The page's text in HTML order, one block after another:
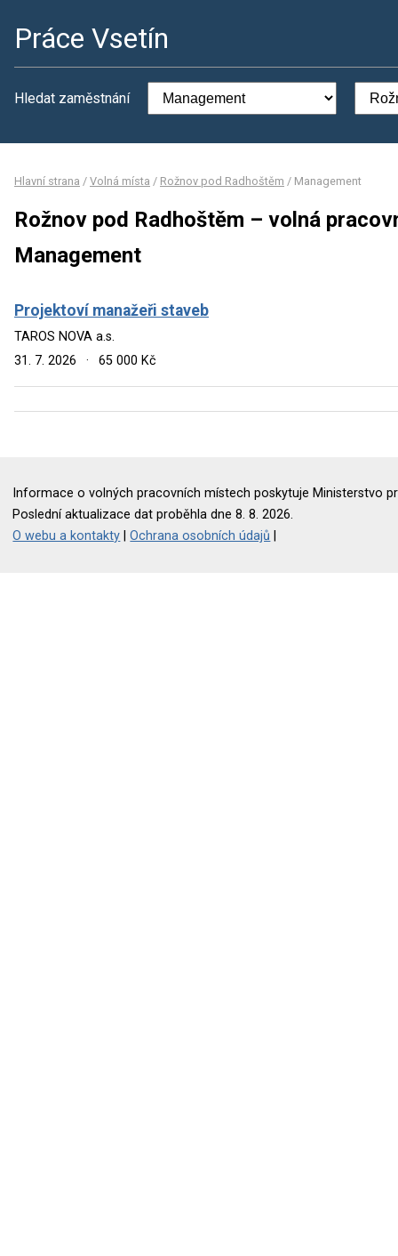
Práce Vsetín
Hledat zaměstnání
Hlavní strana / Volná místa / Rožnov pod Radhoštěm / Management
Rožnov pod Radhoštěm – volná
Management
Projektoví manažeři staveb
TAROS NOVA a.s.
31. 7. 2026
· 65 000 Kč
Informace o volných pracovních místech poskytuje Ministerstvo
Poslední aktualizace dat proběhla dne 8. 8. 2026.
O webu a kontakty |Ochrana osobních údajů